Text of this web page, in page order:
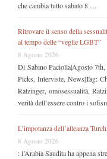
che cambia tutto sabato 8 …
Ritrovare il senso della
al tempo delle “veglie LGBT”
8 Agosto 2026
Di Sabino Paciolla|Agosto 7th,
Picks, Interviste, News|Tag:
Ratzinger, omosessualità,
verità dell’essere contro i
L’impotanza dell’alleanza
8 Agosto 2026
: l’Arabia Saudita ha appena